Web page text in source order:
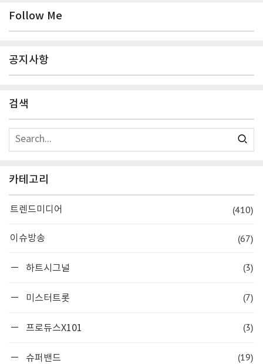
Follow Me
공지사항
검색
카테고리
트렌드미디어 (410)
이슈방송 (67)
하트시그널 (3)
미스터트롯 (7)
프로듀스X101 (3)
슈퍼밴드 (19)